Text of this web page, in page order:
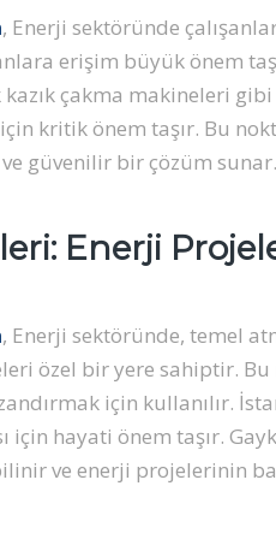
, Enerji sektöründe
erişim büyük önem
çakma makineleri
kritik önem taşır. Bu
güvenilir bir çözüm sunar.
Enerji
, Enerji sektöründe, temel
özel bir yere sahiptir.
için kullanılır.
hayati önem taşır.
ve enerji projelerinin